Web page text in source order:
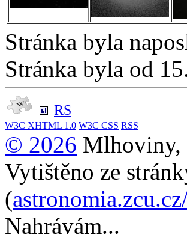
Stránka byla
Stránka byla od
RS
W3C XHTML 1.0 W3C CSS RSS
© 2026 Mlhoviny,
Vytištěno ze
(
Nahrávám...